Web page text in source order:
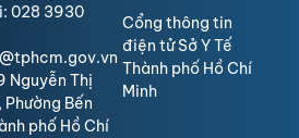
028 3930
Nguyễn Thị
Phường Bến
phố Hồ Chí
Cổng thông tin
điện tử Sở Y Tế
Thành phố Hồ Chí
Minh